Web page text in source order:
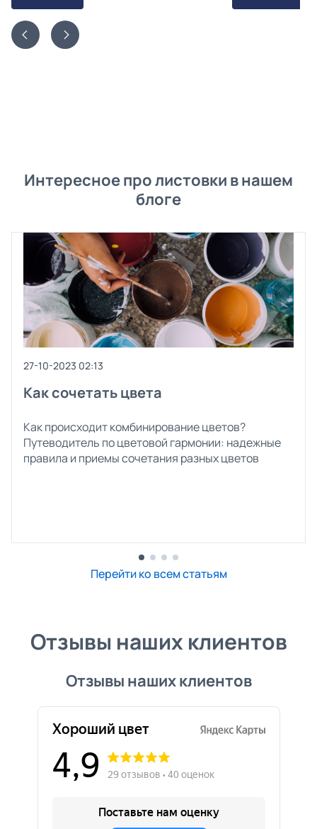
Интересное про листовки в нашем
блоге
27-10-2023 02:13
Как сочетать цвета
Как происходит комбинирование цветов?
Путеводитель по цветовой гармонии: надежные
правила и приемы сочетания разных цветов
Перейти ко всем статьям
Отзывы наших клиентов
Отзывы наших клиентов